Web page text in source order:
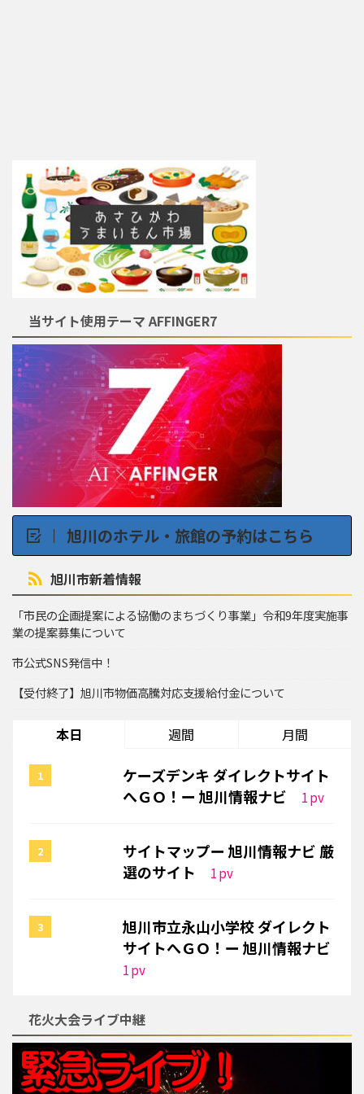
当サイト使用テーマ AFFINGER7
旭川のホテル・旅館の予約はこちら
旭川市新着情報
「市民の企画提案による協働のまちづくり事業」令和9年度実施事
業の提案募集について
市公式SNS発信中！
【受付終了】旭川市物価高騰対応支援給付金について
本日 週間 月間
ケーズデンキ ダイレクトサイト
へＧＯ！ー 旭川情報ナビ
1pv
サイトマップー 旭川情報ナビ 厳
選のサイト
1pv
旭川市立永山小学校 ダイレクト
サイトへＧＯ！ー 旭川情報ナビ
1pv
花火大会ライブ中継